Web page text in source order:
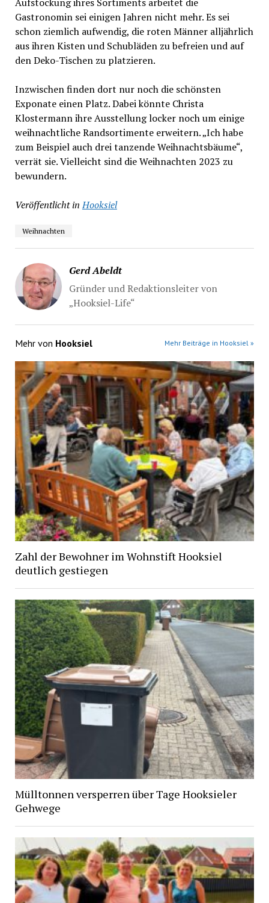
Aufstockung ihres Sortiments arbeitet die
Gastronomin sei einigen Jahren nicht mehr. Es sei
schon ziemlich aufwendig, die roten Männer alljährlich
aus ihren Kisten und Schubläden zu befreien und auf
den Deko-Tischen zu platzieren.
Inzwischen finden dort nur noch die schönsten
Exponate einen Platz. Dabei könnte Christa
Klostermann ihre Ausstellung locker noch um einige
weihnachtliche Randsortimente erweitern. „Ich habe
zum Beispiel auch drei tanzende Weihnachtsbäume“,
verrät sie. Vielleicht sind die Weihnachten 2023 zu
bewundern.
Veröffentlicht in Hooksiel
Weihnachten
Gerd Abeldt
Gründer und Redaktionsleiter von
„Hooksiel-Life“
Mehr von Hooksiel Mehr Beiträge in Hooksiel »
Zahl der Bewohner im Wohnstift Hooksiel
deutlich gestiegen
Mülltonnen versperren über Tage Hooksieler
Gehwege